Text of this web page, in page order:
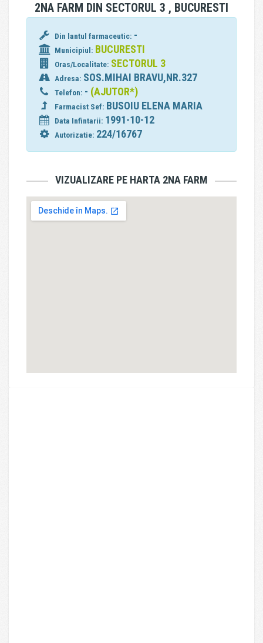
2NA FARM DIN SECTORUL 3 , BUCURESTI
Din lantul farmaceutic: -
Municipiul: BUCURESTI
Oras/Localitate: SECTORUL 3
Adresa: SOS.MIHAI BRAVU,NR.327
Telefon: - (AJUTOR*)
Farmacist Sef: BUSOIU ELENA MARIA
Data Infintarii: 1991-10-12
Autorizatie: 224/16767
VIZUALIZARE PE HARTA 2NA FARM